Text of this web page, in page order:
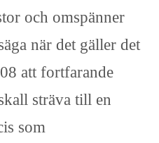
och omspänner
när det gäller det
att fortfarande
sträva till en
som